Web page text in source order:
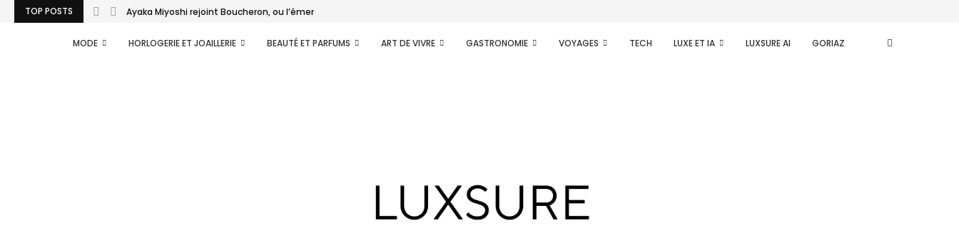
TOP POSTS Ayaka Miyoshi rejoint Boucheron, ou l’émergence d’une nouvelle...
MODE HORLOGERIE ET JOAILLERIE BEAUTÉ ET PARFUMS ART DE VIVRE GASTRONOMIE VOYAGES TECH LUXE ET IA LUXSURE AI GORIAZ